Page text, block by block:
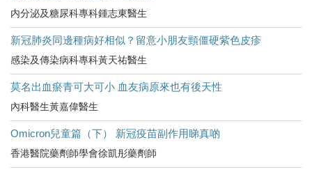
内分泌及糖尿科專科鍾志東醫生
新冠肺炎同邊種病好相似？留意小朋友頸僵硬紫色皮疹
感染及傳染病科專科黃天祐醫生
莫名出血瘀青可大可小 血友病原來也有後天性
內科醫生黃嘉偉醫生
Omicron兒童篇（下） 新冠疫苗副作用睇真啲
香港醫院藥劑師學會徐凱彤藥劑師